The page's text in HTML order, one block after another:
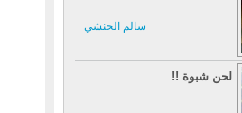
سالم الحنشي
لحن شبوة !!